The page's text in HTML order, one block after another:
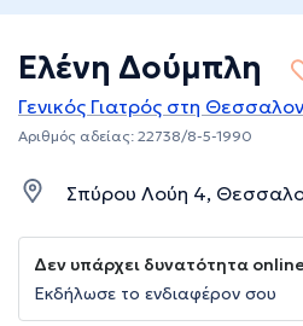
Ελένη Δούμπλη
Γενικός Γιατρός στη
Αριθμός αδείας: 22738/8-5-1990
Σπύρου Λούη 4,
Δεν υπάρχει δυνατότητα
Εκδήλωσε το ενδιαφέρον σου